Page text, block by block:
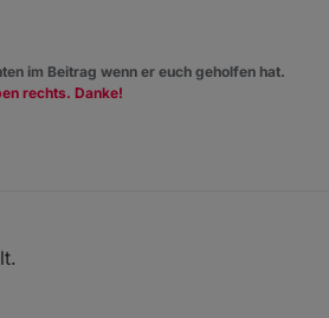
im Beitrag wenn er euch geholfen hat.
rechts. Danke!